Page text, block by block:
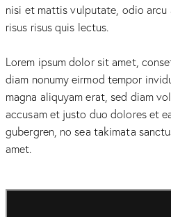
nisi et mattis vulputate, odio arcu
risus risus quis lectus.
Lorem ipsum dolor sit amet,
diam nonumy eirmod tempor
magna aliquyam erat, sed diam
accusam et justo duo dolores et
gubergren, no sea takimata
amet.